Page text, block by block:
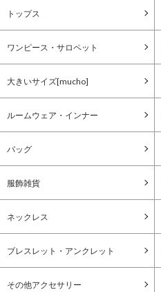
トップス
ワンピース・サロペット
大きいサイズ[mucho]
ルームウェア・インナー
バッグ
服飾雑貨
ネックレス
ブレスレット・アンクレット
その他アクセサリー